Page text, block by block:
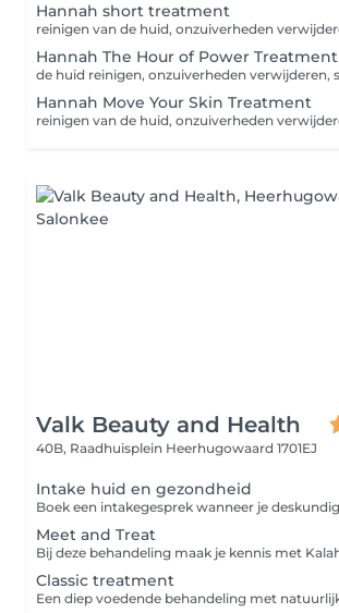
Hannah short treatment
Hannah The Hour of Power Treatment
Hannah Move Your Skin Treatment
Valk Beauty and Health
40B, Raadhuisplein Heerhugowaard 1701EJ
Intake huid en gezondheid
Meet and Treat
Classic treatment